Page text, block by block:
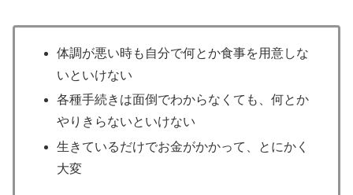
体調が悪い時も自分で何とか食事を用意しな
いといけない
各種手続きは面倒でわからなくても、何とか
やりきらないといけない
生きているだけでお金がかかって、とにかく
大変